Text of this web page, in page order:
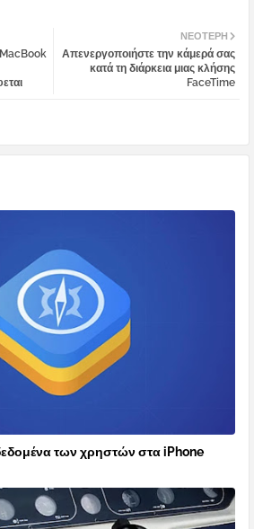
tter atsa
ΝΕΌΤΕΡΗ
Απενεργοποιήστε την κάμερά σας
κατά τη διάρκεια μιας κλήσης
FaceTime
των χρηστών στα iPhone